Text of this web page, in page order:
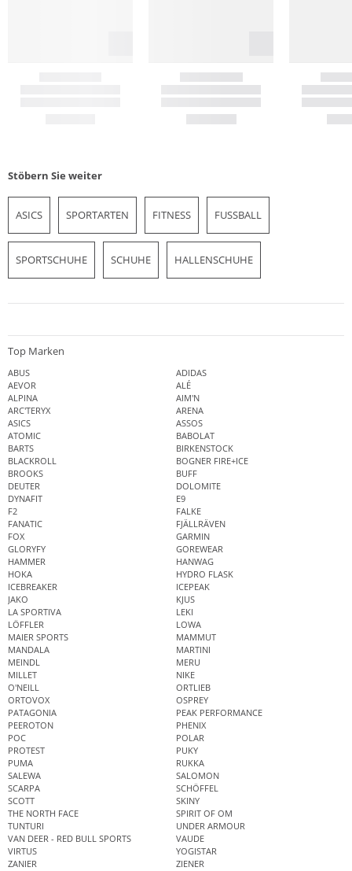
Stöbern Sie weiter
ASICS SPORTARTEN FITNESS FUSSBALL
SPORTSCHUHE SCHUHE HALLENSCHUHE
Top Marken
ABUS
ADIDAS
AEVOR
ALÉ
ALPINA
AIM'N
ARC'TERYX
ARENA
ASICS
ASSOS
ATOMIC
BABOLAT
BARTS
BIRKENSTOCK
BLACKROLL
BOGNER FIRE+ICE
BROOKS
BUFF
DEUTER
DOLOMITE
DYNAFIT
E9
F2
FALKE
FANATIC
FJÄLLRÄVEN
FOX
GARMIN
GLORYFY
GOREWEAR
HAMMER
HANWAG
HOKA
HYDRO FLASK
ICEBREAKER
ICEPEAK
JAKO
KJUS
LA SPORTIVA
LEKI
LÖFFLER
LOWA
MAIER SPORTS
MAMMUT
MANDALA
MARTINI
MEINDL
MERU
MILLET
NIKE
O'NEILL
ORTLIEB
ORTOVOX
OSPREY
PATAGONIA
PEAK PERFORMANCE
PEEROTON
PHENIX
POC
POLAR
PROTEST
PUKY
PUMA
RUKKA
SALEWA
SALOMON
SCARPA
SCHÖFFEL
SCOTT
SKINY
THE NORTH FACE
SPIRIT OF OM
TUNTURI
UNDER ARMOUR
VAN DEER - RED BULL SPORTS
VAUDE
VIRTUS
YOGISTAR
ZANIER
ZIENER